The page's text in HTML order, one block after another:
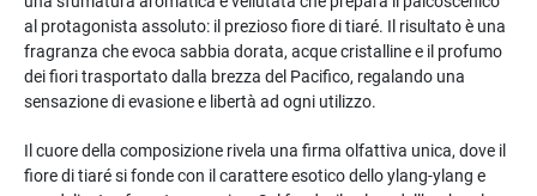
al protagonista assoluto: il prezioso fiore di tiaré. Il risultato è una
fragranza che evoca sabbia dorata, acque cristalline e il profumo
dei fiori trasportato dalla brezza del Pacifico, regalando una
sensazione di evasione e libertà ad ogni utilizzo.
Il cuore della composizione rivela una firma olfattiva unica, dove il
fiore di tiaré si fonde con il carattere esotico dello ylang-ylang e